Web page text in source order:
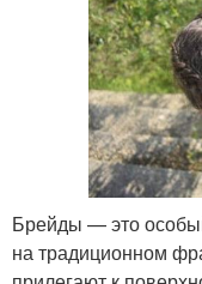
Брейды — это
на традиционном